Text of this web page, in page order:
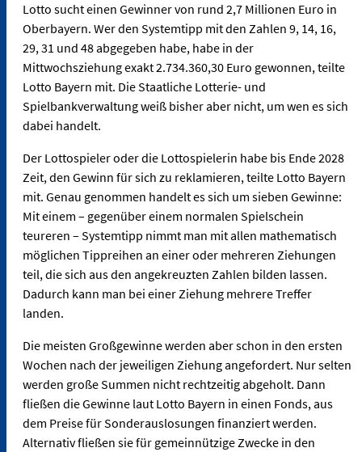
Lotto sucht einen Gewinner von rund 2,7 Millionen Euro in
Oberbayern. Wer den Systemtipp mit den Zahlen 9, 14, 16,
29, 31 und 48 abgegeben habe, habe in der
Mittwochsziehung exakt 2.734.360,30 Euro gewonnen, teilte
Lotto Bayern mit. Die Staatliche Lotterie- und
Spielbankverwaltung weiß bisher aber nicht, um wen es sich
dabei handelt.
Der Lottospieler oder die Lottospielerin habe bis Ende 2028
Zeit, den Gewinn für sich zu reklamieren, teilte Lotto Bayern
mit. Genau genommen handelt es sich um sieben Gewinne:
Mit einem – gegenüber einem normalen Spielschein
teureren – Systemtipp nimmt man mit allen mathematisch
möglichen Tippreihen an einer oder mehreren Ziehungen
teil, die sich aus den angekreuzten Zahlen bilden lassen.
Dadurch kann man bei einer Ziehung mehrere Treffer
landen.
Die meisten Großgewinne werden aber schon in den ersten
Wochen nach der jeweiligen Ziehung angefordert. Nur selten
werden große Summen nicht rechtzeitig abgeholt. Dann
fließen die Gewinne laut Lotto Bayern in einen Fonds, aus
dem Preise für Sonderauslosungen finanziert werden.
Alternativ fließen sie für gemeinnützige Zwecke in den